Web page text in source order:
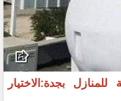
بجدة:الاختيار